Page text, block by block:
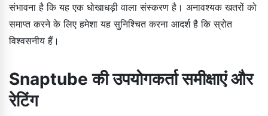
संभावना है कि यह एक धोखाधड़ी वाला संस्करण है। अनावश्यक खतरों को
समाप्त करने के लिए हमेशा यह सुनिश्चित करना आदर्श है कि स्रोत
विश्वसनीय हैं।
Snaptube की उपयोगकर्ता समीक्षाएं और
रेटिंग